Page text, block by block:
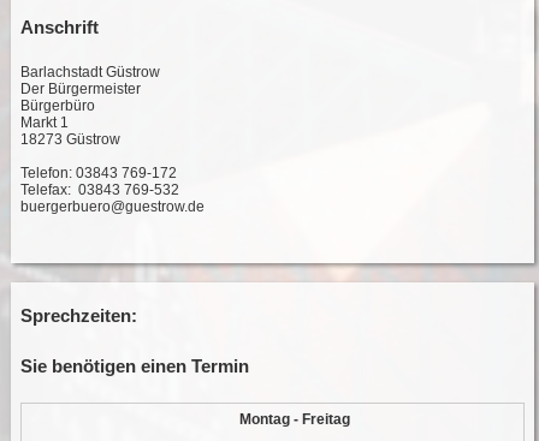
Anschrift
Barlachstadt Güstrow
Der Bürgermeister
Bürgerbüro
Markt 1
18273 Güstrow
Telefon: 03843 769-172
Telefax: 03843 769-532
buergerbuero@guestrow.de
Sprechzeiten:
Sie benötigen einen Termin
Montag - Freitag